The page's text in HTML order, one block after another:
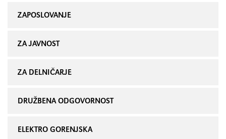
ZAPOSLOVANJE
ZA JAVNOST
ZA DELNIČARJE
DRUŽBENA ODGOVORNOST
ELEKTRO GORENJSKA